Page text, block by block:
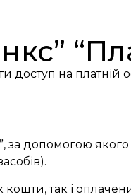
на платній
допомогою
так і